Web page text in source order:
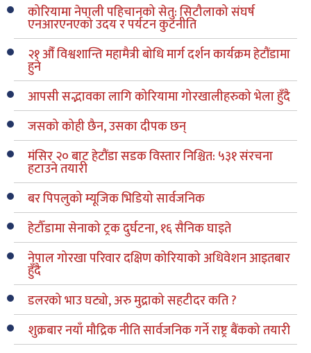
कोरियामा नेपाली पहिचानको सेतु: सिटौलाको संघर्ष
एनआरएनएको उदय र पर्यटन कुटनीति
२१ औँ विश्वशान्ति महामैत्री बोधि मार्ग दर्शन कार्यक्रम हेटौंडामा
हुने
आपसी सद्भावका लागि कोरियामा गोरखालीहरुको भेला हुँदै
जसको कोही छैन, उसका दीपक छन्
मंसिर २० बाट हेटौंडा सडक विस्तार निश्चित: ५३१ संरचना
हटाउने तयारी
बर पिपलुको म्यूजिक भिडियो सार्वजनिक
हेटौँडामा सेनाको ट्रक दुर्घटना, १६ सैनिक घाइते
नेपाल गोरखा परिवार दक्षिण कोरियाको अधिवेशन आइतबार
हुँदै
डलरको भाउ घट्यो, अरु मुद्राको सहटीदर कति ?
शुक्रबार नयाँ मौद्रिक नीति सार्वजनिक गर्ने राष्ट्र बैंकको तयारी